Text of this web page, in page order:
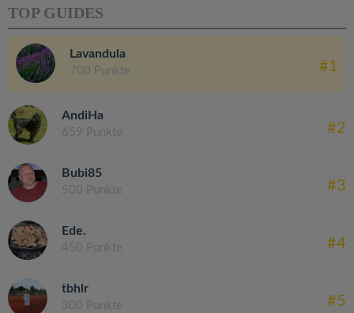
TOP GUIDES
Lavandula
700 Punkte #1
AndiHa
659 Punkte #2
Bubi85
500 Punkte #3
Ede.
450 Punkte #4
tbhlr
300 Punkte #5